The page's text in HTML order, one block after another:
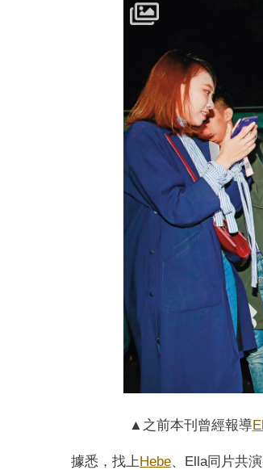
▲之前本刊曾經報導
據悉，找上Hebe、Ella同片共